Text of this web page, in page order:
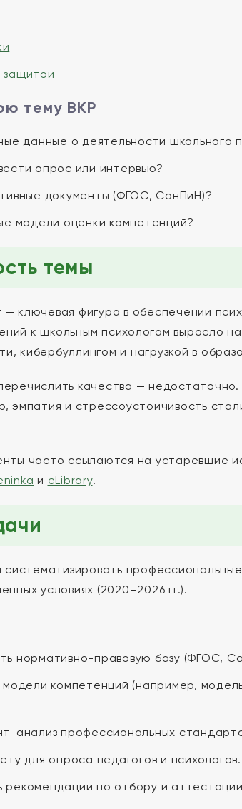
тему ВКР
данные о деятельности школьного
опрос или интервью?
документы (ФГОС, СанПиН)?
модели оценки компетенций?
темы
— ключевая фигура в обеспечении
к школьным психологам выросло
кибербуллингом и нагрузкой в
качества — недостаточно.
эмпатия и стрессоустойчивость
часто ссылаются на устаревшие
и eLibrary.
систематизировать
условиях (2020–2026 гг.).
нормативно-правовую базу (ФГОС,
модели компетенций (например,
анализ профессиональных
для опроса педагогов и психологов.
по отбору и